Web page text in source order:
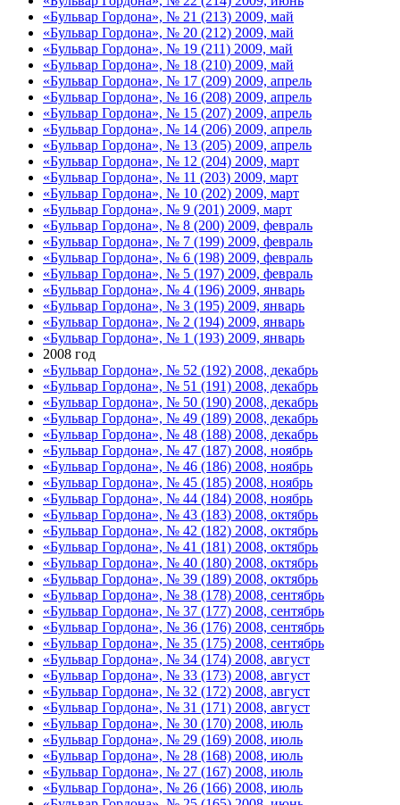
«Бульвар Гордона», № 21 (213) 2009, май
«Бульвар Гордона», № 20 (212) 2009, май
«Бульвар Гордона», № 19 (211) 2009, май
«Бульвар Гордона», № 18 (210) 2009, май
«Бульвар Гордона», № 17 (209) 2009, апрель
«Бульвар Гордона», № 16 (208) 2009, апрель
«Бульвар Гордона», № 15 (207) 2009, апрель
«Бульвар Гордона», № 14 (206) 2009, апрель
«Бульвар Гордона», № 13 (205) 2009, апрель
«Бульвар Гордона», № 12 (204) 2009, март
«Бульвар Гордона», № 11 (203) 2009, март
«Бульвар Гордона», № 10 (202) 2009, март
«Бульвар Гордона», № 9 (201) 2009, март
«Бульвар Гордона», № 8 (200) 2009, февраль
«Бульвар Гордона», № 7 (199) 2009, февраль
«Бульвар Гордона», № 6 (198) 2009, февраль
«Бульвар Гордона», № 5 (197) 2009, февраль
«Бульвар Гордона», № 4 (196) 2009, январь
«Бульвар Гордона», № 3 (195) 2009, январь
«Бульвар Гордона», № 2 (194) 2009, январь
«Бульвар Гордона», № 1 (193) 2009, январь
2008 год
«Бульвар Гордона», № 52 (192) 2008, декабрь
«Бульвар Гордона», № 51 (191) 2008, декабрь
«Бульвар Гордона», № 50 (190) 2008, декабрь
«Бульвар Гордона», № 49 (189) 2008, декабрь
«Бульвар Гордона», № 48 (188) 2008, декабрь
«Бульвар Гордона», № 47 (187) 2008, ноябрь
«Бульвар Гордона», № 46 (186) 2008, ноябрь
«Бульвар Гордона», № 45 (185) 2008, ноябрь
«Бульвар Гордона», № 44 (184) 2008, ноябрь
«Бульвар Гордона», № 43 (183) 2008, октябрь
«Бульвар Гордона», № 42 (182) 2008, октябрь
«Бульвар Гордона», № 41 (181) 2008, октябрь
«Бульвар Гордона», № 40 (180) 2008, октябрь
«Бульвар Гордона», № 39 (189) 2008, октябрь
«Бульвар Гордона», № 38 (178) 2008, сентябрь
«Бульвар Гордона», № 37 (177) 2008, сентябрь
«Бульвар Гордона», № 36 (176) 2008, сентябрь
«Бульвар Гордона», № 35 (175) 2008, сентябрь
«Бульвар Гордона», № 34 (174) 2008, август
«Бульвар Гордона», № 33 (173) 2008, август
«Бульвар Гордона», № 32 (172) 2008, август
«Бульвар Гордона», № 31 (171) 2008, август
«Бульвар Гордона», № 30 (170) 2008, июль
«Бульвар Гордона», № 29 (169) 2008, июль
«Бульвар Гордона», № 28 (168) 2008, июль
«Бульвар Гордона», № 27 (167) 2008, июль
«Бульвар Гордона», № 26 (166) 2008, июль